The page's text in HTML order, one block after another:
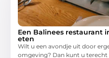
Een Balinees restaurant
eten
Wilt u een avondje uit door
omgeving? Dan kunt u terecht